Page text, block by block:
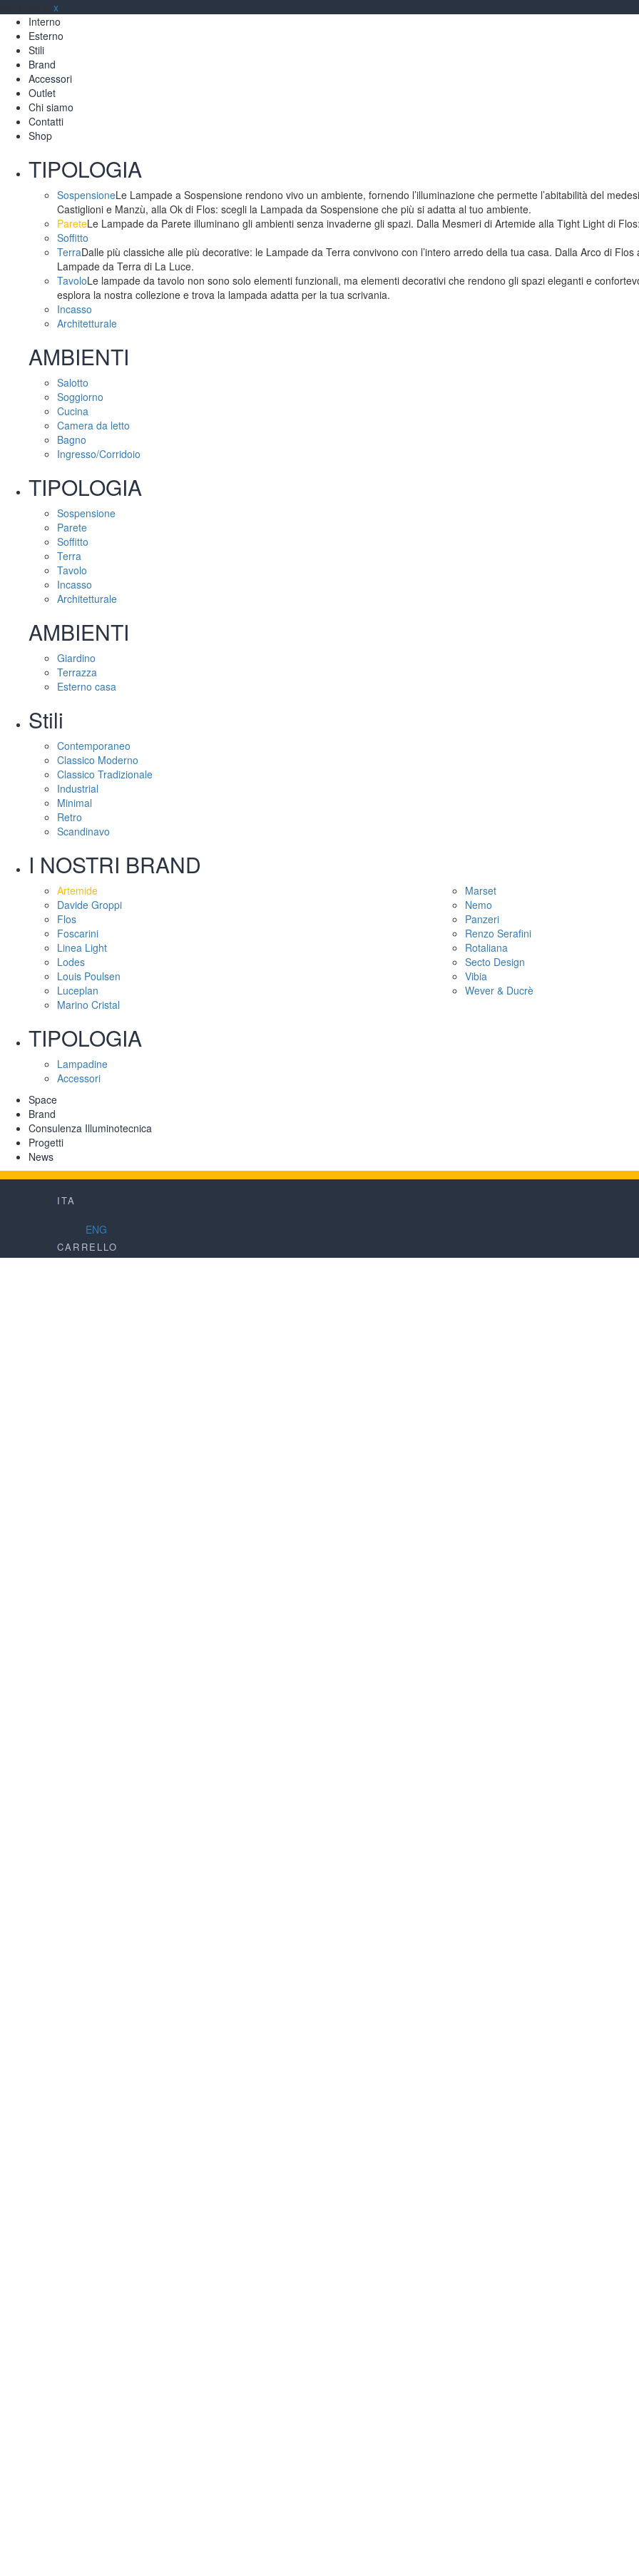
x
Interno
Esterno
Stili
Brand
Accessori
Outlet
Chi siamo
Contatti
Shop
TIPOLOGIA
SospensioneLe Lampade a Sospensione rendono vivo un ambiente, fornendo l’illuminazione che permette l’abitabilità del
Castiglioni e Manzù, alla Ok di Flos: scegli la Lampada da Sospensione che più si adatta al tuo ambiente.
PareteLe Lampade da Parete illuminano gli ambienti senza invaderne gli spazi. Dalla Mesmeri di Artemide alla Tight Light di
Soffitto
TerraDalle più classiche alle più decorative: le Lampade da Terra convivono con l’intero arredo della tua casa. Dalla Arco di
Lampade da Terra di La Luce.
TavoloLe lampade da tavolo non sono solo elementi funzionali, ma elementi decorativi che rendono gli spazi eleganti e
esplora la nostra collezione e trova la lampada adatta per la tua scrivania.
Incasso
Architetturale
AMBIENTI
Salotto
Soggiorno
Cucina
Camera da letto
Bagno
Ingresso/Corridoio
TIPOLOGIA
Sospensione
Parete
Soffitto
Terra
Tavolo
Incasso
Architetturale
AMBIENTI
Giardino
Terrazza
Esterno casa
Stili
Contemporaneo
Classico Moderno
Classico Tradizionale
Industrial
Minimal
Retro
Scandinavo
I NOSTRI BRAND
Artemide
Davide Groppi
Flos
Foscarini
Linea Light
Lodes
Louis Poulsen
Luceplan
Marino Cristal
Marset
Nemo
Panzeri
Renzo Serafini
Rotaliana
Secto Design
Vibia
Wever & Ducrè
TIPOLOGIA
Lampadine
Accessori
Space
Brand
Consulenza Illuminotecnica
Progetti
News
ITA
ENG
CARRELLO